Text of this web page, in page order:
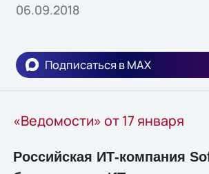
06.09.2018
Подписаться в MAX
«Ведомости» от 17 января
Российская ИТ-компания